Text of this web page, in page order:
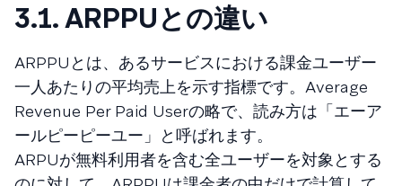
3.1. ARPPUとの違い
ARPPUとは、あるサービスにおける課金ユーザー
一人あたりの平均売上を示す指標です。Average
Revenue Per Paid Userの略で、読み方は「エーア
ールピーピーユー」と呼ばれます。
ARPUが無料利用者を含む全ユーザーを対象とする